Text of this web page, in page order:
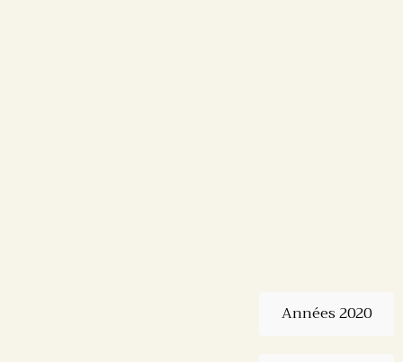
Années 2020